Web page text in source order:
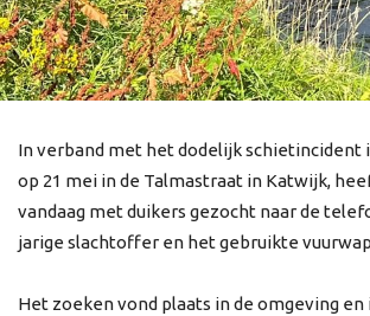
In verband met het dodelijk schietincident
op 21 mei in de Talmastraat in Katwijk,
vandaag met duikers gezocht naar de
jarige slachtoffer en het gebruikte
Het zoeken vond plaats in de omgeving